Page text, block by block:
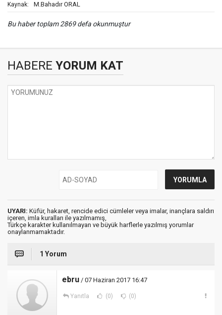
Kaynak: M.Bahadır ORAL
Bu haber toplam 2869 defa okunmuştur
HABERE YORUM KAT
UYARI: Küfür, hakaret, rencide edici cümleler veya imalar, inançlara saldırı
içeren, imla kuralları ile yazılmamış,
Türkçe karakter kullanılmayan ve büyük harflerle yazılmış yorumlar
onaylanmamaktadır.
1 Yorum
ebru / 07 Haziran 2017 16:47
Yanıtla (0) (0)